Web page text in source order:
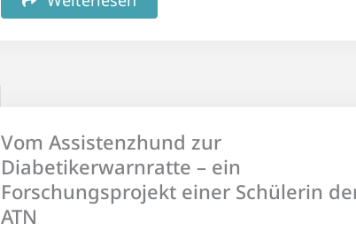
Vom Assistenzhund zur
Diabetikerwarnratte – ein
Forschungsprojekt einer Schülerin
ATN